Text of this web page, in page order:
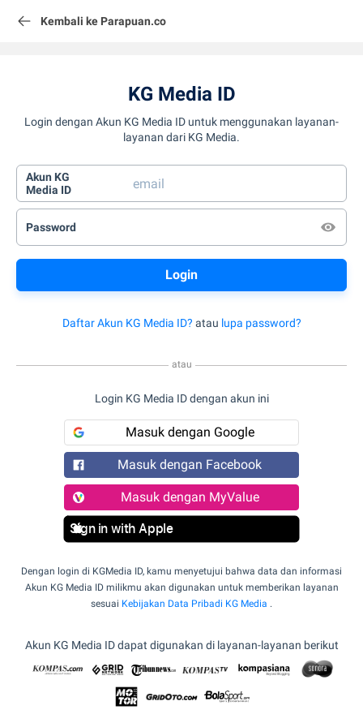
Kembali ke Parapuan.co
KG Media ID
Login dengan Akun KG Media ID untuk menggunakan layanan-
layanan dari KG Media.
Akun KG
Media ID
Password
Daftar Akun KG Media ID? atau lupa password?
atau
Login KG Media ID dengan akun ini
Masuk dengan Google
Masuk dengan Facebook
Masuk dengan MyValue
Sign in with Apple
Dengan login di KGMedia ID, kamu menyetujui bahwa data dan informasi
Akun KG Media ID milikmu akan digunakan untuk memberikan layanan
sesuai Kebijakan Data Pribadi KG Media .
Akun KG Media ID dapat digunakan di layanan-layanan berikut